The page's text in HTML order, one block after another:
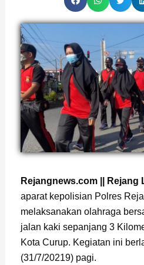
Rejangnews.com || Rejang
aparat kepolisian Polres
melaksanakan olahraga
jalan kaki sepanjang 3
Kota Curup. Kegiatan ini
(31/7/20219) pagi.